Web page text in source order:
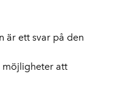
är ett svar på den
möjligheter att